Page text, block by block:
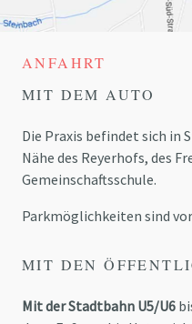
ANFAHRT
MIT DEM AUTO
Die Praxis befindet sich
Nähe des Reyerhofs, des
Gemeinschaftsschule.
Parkmöglichkeiten sind
MIT DEN
Mit der Stadtbahn U5/U6